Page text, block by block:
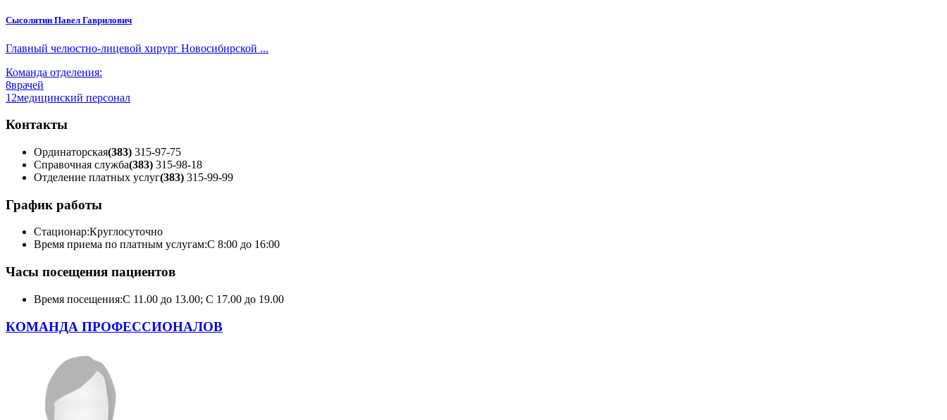
Сысолятин Павел Гаврилович
Главный челюстно-лицевой хирург Новосибирской ...
Команда отделения:
8врачей
12медицинский персонал
Контакты
Ординаторская(383) 315-97-75
Справочная служба(383) 315-98-18
Отделение платных услуг(383) 315-99-99
График работы
Стационар:Круглосуточно
Время приема по платным услугам:С 8:00 до 16:00
Часы посещения пациентов
Время посещения:С 11.00 до 13.00; С 17.00 до 19.00
КОМАНДА ПРОФЕССИОНАЛОВ